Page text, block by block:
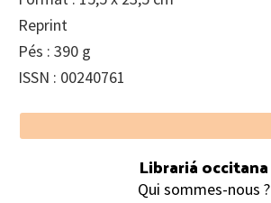
Reprint
Pés : 390 g
ISSN : 00240761
Footer
Librariá occitana
Qui sommes-nous ?